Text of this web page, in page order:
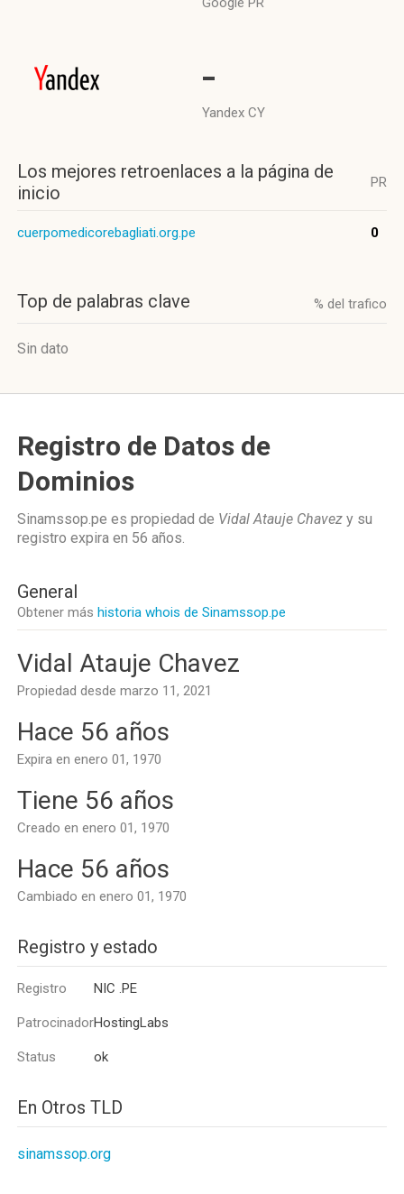
-
Yandex CY
Los mejores retroenlaces a la página de
inicio
PR
cuerpomedicorebagliati.org.pe 0
Top de palabras clave % del trafico
Sin dato
Registro de Datos de
Dominios
Sinamssop.pe es propiedad de Vidal Atauje Chavez y su
registro expira en 56 años.
General
Obtener más historia whois de Sinamssop.pe
Vidal Atauje Chavez
Propiedad desde marzo 11, 2021
Hace 56 años
Expira en enero 01, 1970
Tiene 56 años
Creado en enero 01, 1970
Hace 56 años
Cambiado en enero 01, 1970
Registro y estado
Registro NIC .PE
PatrocinadorHostingLabs
Status ok
En Otros TLD
sinamssop.org